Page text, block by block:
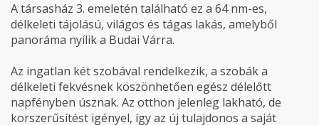
A társasház 3. emeletén található ez a 64 nm-es,
délkeleti tájolású, világos és tágas lakás, amelyből
panoráma nyílik a Budai Várra.
Az ingatlan két szobával rendelkezik, a szobák a
délkeleti fekvésnek köszönhetően egész délelőtt
napfényben úsznak. Az otthon jelenleg lakható, de
korszerűsítést igényel, így az új tulajdonos a saját